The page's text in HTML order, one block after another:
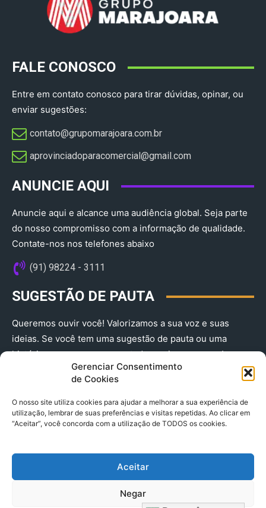
Gerenciar Consentimento
de Cookies
O nosso site utiliza cookies para ajudar a melhorar a sua experiência de
utilização, lembrar de suas preferências e visitas repetidas. Ao clicar em
“Aceitar”, você concorda com a utilização de TODOS os cookies.
Aceitar
Negar
FALE CONOSCO
Entre em contato conosco para tirar dúvidas, opinar, ou
enviar sugestões:
contato@grupomarajoara.com.br
aprovinciadoparacomercial@gmail.com​
ANUNCIE AQUI
Anuncie aqui e alcance uma audiência global. Seja parte
do nosso compromisso com a informação de qualidade.
Contate-nos nos telefones abaixo
(91) 98224 - 3111
SUGESTÃO DE PAUTA
Queremos ouvir você! Valorizamos a sua voz e suas
ideias. Se você tem uma sugestão de pauta ou uma
história que merece ser contada, envie-nos agora!
(91) 98224 - 3111
© 2025 A Província do Pará CNPJ: 04.901.141/0001-36 End .
Trav. Quintino Bocaiuva 2301, Ed. Rogério Fernandez – Sala